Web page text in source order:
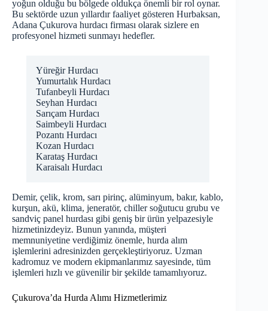
yoğun olduğu bu bölgede oldukça önemli bir rol oynar.
Bu sektörde uzun yıllardır faaliyet gösteren Hurbaksan,
Adana Çukurova hurdacı firması olarak sizlere en
profesyonel hizmeti sunmayı hedefler.
Yüreğir Hurdacı
Yumurtalık Hurdacı
Tufanbeyli Hurdacı
Seyhan Hurdacı
Sarıçam Hurdacı
Saimbeyli Hurdacı
Pozantı Hurdacı
Kozan Hurdacı
Karataş Hurdacı
Karaisalı Hurdacı
Demir, çelik, krom, sarı pirinç, alüminyum, bakır, kablo,
kurşun, akü, klima, jeneratör, chiller soğutucu grubu ve
sandviç panel hurdası gibi geniş bir ürün yelpazesiyle
hizmetinizdeyiz. Bunun yanında, müşteri
memnuniyetine verdiğimiz önemle, hurda alım
işlemlerini adresinizden gerçekleştiriyoruz. Uzman
kadromuz ve modern ekipmanlarımız sayesinde, tüm
işlemleri hızlı ve güvenilir bir şekilde tamamlıyoruz.
Çukurova’da Hurda Alımı Hizmetlerimiz